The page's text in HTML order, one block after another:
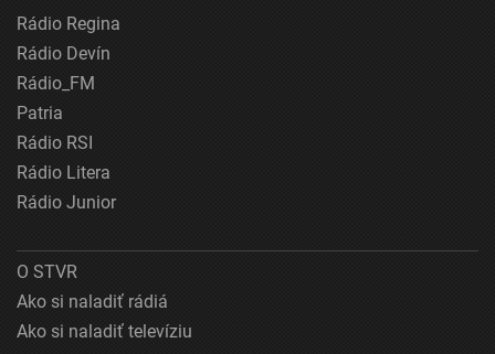
Rádio Regina
Rádio Devín
Rádio_FM
Patria
Rádio RSI
Rádio Litera
Rádio Junior
O STVR
Ako si naladiť rádiá
Ako si naladiť televíziu